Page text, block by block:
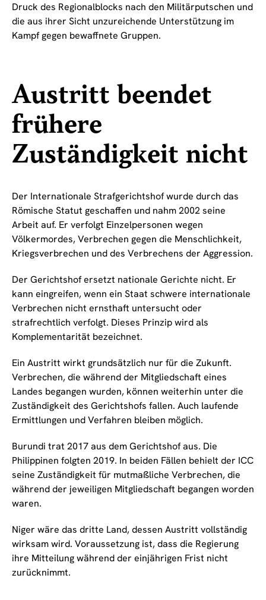
Druck des Regionalblocks nach den Militärputschen und
die aus ihrer Sicht unzureichende Unterstützung im
Kampf gegen bewaffnete Gruppen.
Austritt beendet
frühere
Zuständigkeit nicht
Der Internationale Strafgerichtshof wurde durch das
Römische Statut geschaffen und nahm 2002 seine
Arbeit auf. Er verfolgt Einzelpersonen wegen
Völkermordes, Verbrechen gegen die Menschlichkeit,
Kriegsverbrechen und des Verbrechens der Aggression.
Der Gerichtshof ersetzt nationale Gerichte nicht. Er
kann eingreifen, wenn ein Staat schwere internationale
Verbrechen nicht ernsthaft untersucht oder
strafrechtlich verfolgt. Dieses Prinzip wird als
Komplementarität bezeichnet.
Ein Austritt wirkt grundsätzlich nur für die Zukunft.
Verbrechen, die während der Mitgliedschaft eines
Landes begangen wurden, können weiterhin unter die
Zuständigkeit des Gerichtshofs fallen. Auch laufende
Ermittlungen und Verfahren bleiben möglich.
Burundi trat 2017 aus dem Gerichtshof aus. Die
Philippinen folgten 2019. In beiden Fällen behielt der ICC
seine Zuständigkeit für mutmaßliche Verbrechen, die
während der jeweiligen Mitgliedschaft begangen worden
waren.
Niger wäre das dritte Land, dessen Austritt vollständig
wirksam wird. Voraussetzung ist, dass die Regierung
ihre Mitteilung während der einjährigen Frist nicht
zurücknimmt.